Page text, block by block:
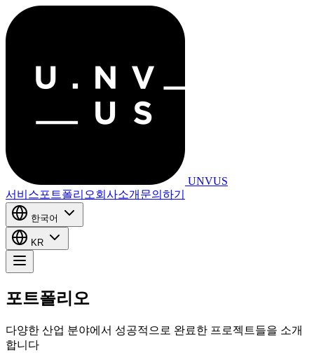
UNVUS
서비스포트폴리오회사소개 문의하기
한국어
KR
포트폴리오
다양한 산업 분야에서 성공적으로 완료한 프로젝트들을 소개
합니다